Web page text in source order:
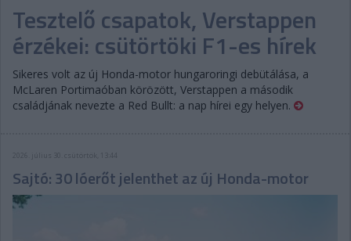
Tesztelő csapatok, Verstappen
érzékei: csütörtöki F1-es hírek
Sikeres volt az új Honda-motor hungaroringi debütálása, a
McLaren Portimaóban körözött, Verstappen a második
családjának nevezte a Red Bullt: a nap hírei egy helyen.
2026. július 30. csütörtök, 13:44
Sajtó: 30 lóerőt jelenthet az új Honda-motor